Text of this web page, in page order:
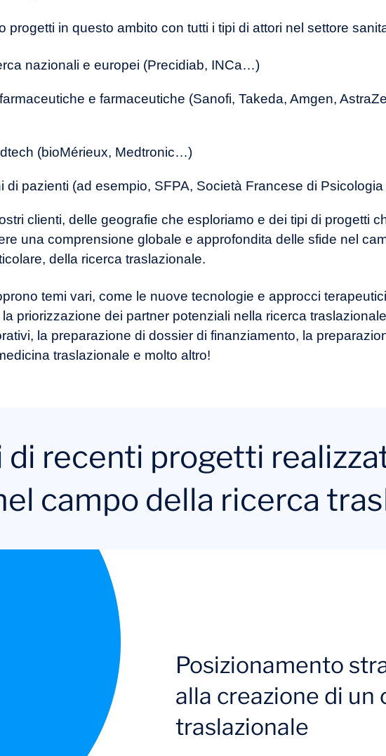
progetti in questo ambito con tutti i tipi di attori nel settore
nazionali e europei (Precidiab, INCa…)
e farmaceutiche (Sanofi, Takeda, Amgen,
(bioMérieux, Medtronic…)
di pazienti (ad esempio, SFPA, Società Francese di Psicologia
clienti, delle geografie che esploriamo e dei tipi di progetti
una comprensione globale e approfondita delle sfide nel
della ricerca traslazionale.
temi vari, come le nuove tecnologie e approcci
la priorizzazione dei partner potenziali nella ricerca
la preparazione di dossier di finanziamento, la
traslazionale e molto altro!
di recenti progetti
campo della ricerca
Posizionamento
alla creazione di un
traslazionale